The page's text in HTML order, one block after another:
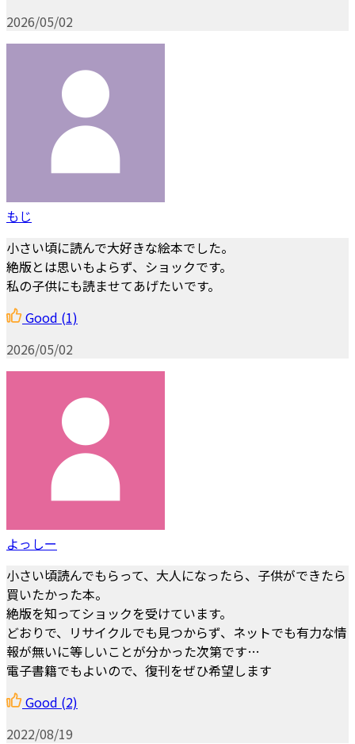
2026/05/02
もじ
小さい頃に読んで大好きな絵本でした。
絶版とは思いもよらず、ショックです。
私の子供にも読ませてあげたいです。
Good (1)
2026/05/02
よっしー
小さい頃読んでもらって、大人になったら、子供ができたら
買いたかった本。
絶版を知ってショックを受けています。
どおりで、リサイクルでも見つからず、ネットでも有力な情
報が無いに等しいことが分かった次第です…
電子書籍でもよいので、復刊をぜひ希望します
Good (2)
2022/08/19